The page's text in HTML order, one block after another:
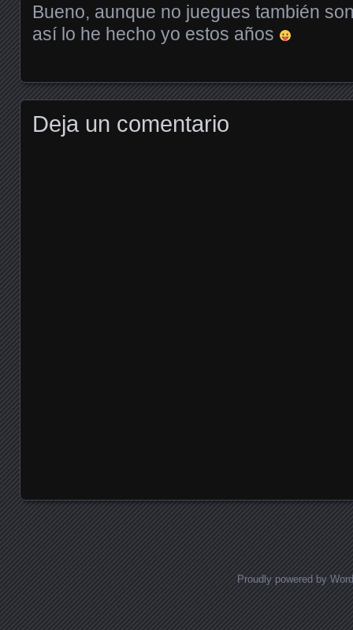
Bueno, aunque no juegues también
así lo he hecho yo estos años
Deja un comentario
Proudly powered by